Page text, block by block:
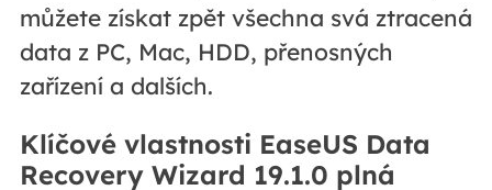
můžete získat zpět všechna svá ztracená
data z PC, Mac, HDD, přenosných
zařízení a dalších.
Klíčové vlastnosti EaseUS Data
Recovery Wizard 19.1.0 plná